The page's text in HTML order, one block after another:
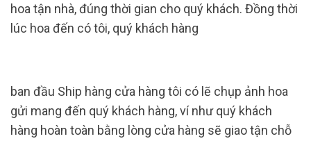
hoa tận nhà, đúng thời gian cho quý khách. Đồng thời
lúc hoa đến có tôi, quý khách hàng
ban đầu Ship hàng cửa hàng tôi có lẽ chụp ảnh hoa
gửi mang đến quý khách hàng, ví như quý khách
hàng hoàn toàn bằng lòng cửa hàng sẽ giao tận chỗ